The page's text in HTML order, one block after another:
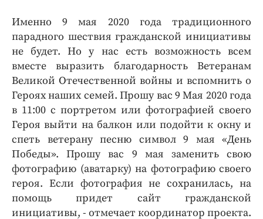
Именно 9 мая 2020 года традиционного
парадного шествия гражданской инициативы
не будет. Но у нас есть возможность всем
вместе выразить благодарность Ветеранам
Великой Отечественной войны и вспомнить о
Героях наших семей. Прошу вас 9 Мая 2020 года
в 11:00 с портретом или фотографией своего
Героя выйти на балкон или подойти к окну и
спеть ветерану песню символ 9 мая «День
Победы». Прошу вас 9 мая заменить свою
фотографию (аватарку) на фотографию своего
героя. Если фотография не сохранилась, на
помощь придет сайт гражданской
инициативы, - отмечает координатор проекта.